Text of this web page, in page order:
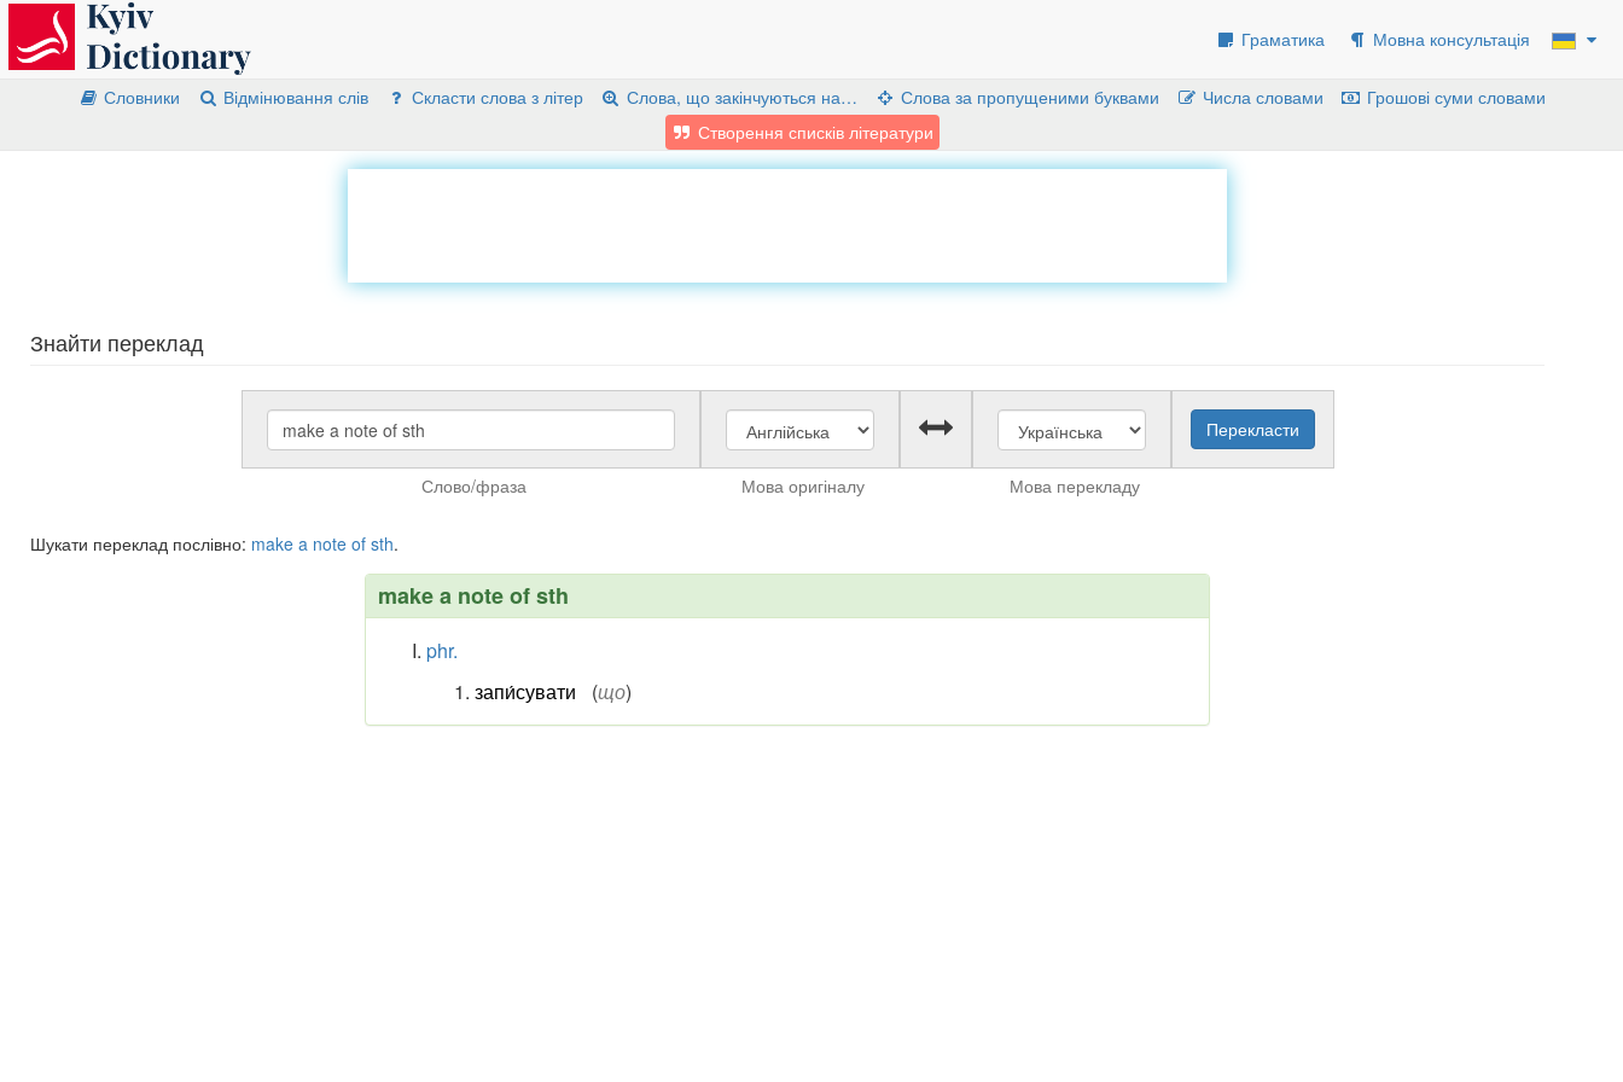
Граматика Мовна консультація
Словники Відмінювання слів Скласти слова з літер Слова, що закінчуються на… Слова за пропущеними буквами Числа словами
Грошові суми словами
Створення списків літератури
Знайти переклад
Слово/фраза Мова оригіналу Мова перекладу
Шукати переклад послівно: make a note of sth.
make a note of sth
phr.
запи́сувати
(що)